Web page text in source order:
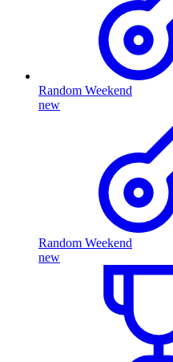
Random Weekend
new
Random Weekend
new